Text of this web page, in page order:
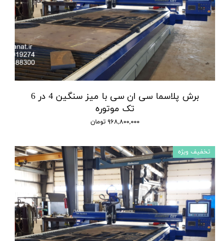
برش پلاسما سی ان سی با میز سنگین 4 در 6
تک موتوره
۹۶۸,۸۰۰,۰۰۰ تومان
تخفیف ویژه